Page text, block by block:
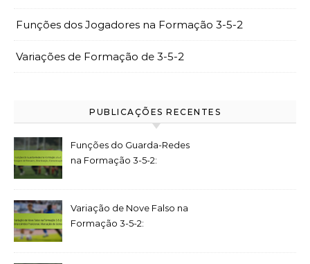
Funções dos Jogadores na Formação 3-5-2
Variações de Formação de 3-5-2
PUBLICAÇÕES RECENTES
Funções do Guarda-Redes
na Formação 3-5-2:
Variação de Nove Falso na
Formação 3-5-2: